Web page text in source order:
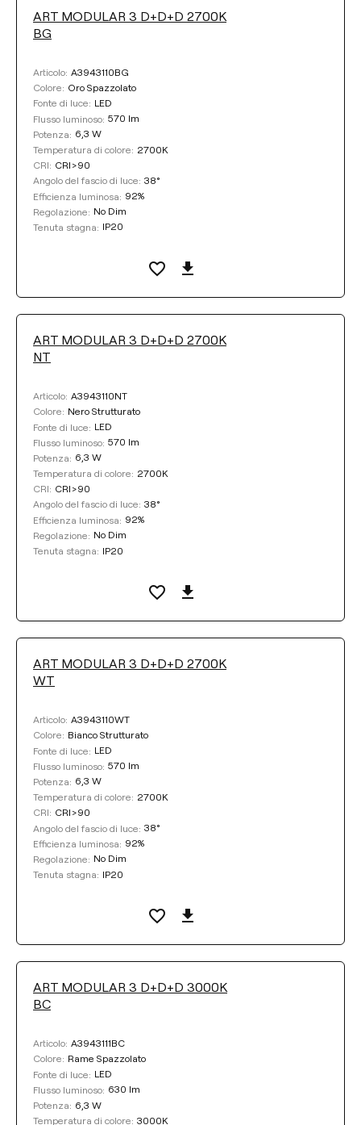
ART MODULAR 3 D+D+D 2700K
BG
Articolo: A3943110BG
Colore: Oro Spazzolato
Fonte di luce: LED
Flusso luminoso: 570 lm
Potenza: 6,3 W
Temperatura di colore: 2700K
CRI: CRI>90
Angolo del fascio di luce: 38°
Efficienza luminosa: 92%
Regolazione: No Dim
Tenuta stagna: IP20
ART MODULAR 3 D+D+D 2700K
NT
Articolo: A3943110NT
Colore: Nero Strutturato
Fonte di luce: LED
Flusso luminoso: 570 lm
Potenza: 6,3 W
Temperatura di colore: 2700K
CRI: CRI>90
Angolo del fascio di luce: 38°
Efficienza luminosa: 92%
Regolazione: No Dim
Tenuta stagna: IP20
ART MODULAR 3 D+D+D 2700K
WT
Articolo: A3943110WT
Colore: Bianco Strutturato
Fonte di luce: LED
Flusso luminoso: 570 lm
Potenza: 6,3 W
Temperatura di colore: 2700K
CRI: CRI>90
Angolo del fascio di luce: 38°
Efficienza luminosa: 92%
Regolazione: No Dim
Tenuta stagna: IP20
ART MODULAR 3 D+D+D 3000K
BC
Articolo: A3943111BC
Colore: Rame Spazzolato
Fonte di luce: LED
Flusso luminoso: 630 lm
Potenza: 6,3 W
Temperatura di colore: 3000K